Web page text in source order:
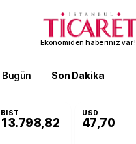
Ekonomiden haberiniz var!
Bugün Son Dakika
BIST
13.798,82
USD
47,70